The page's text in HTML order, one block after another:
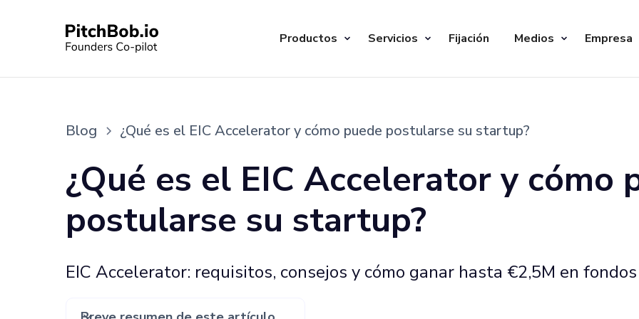
Productos Servicios Fijación Medios Empresa
Blog ¿Qué es el EIC Accelerator y cómo puede postularse su startup?
¿Qué es el EIC Accelerator y cómo
postularse su startup?
EIC Accelerator: requisitos, consejos y cómo ganar hasta €2,5M en